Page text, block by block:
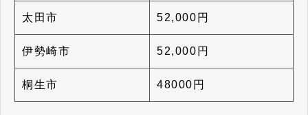
太田市 52,000円
伊勢崎市 52,000円
桐生市 48000円